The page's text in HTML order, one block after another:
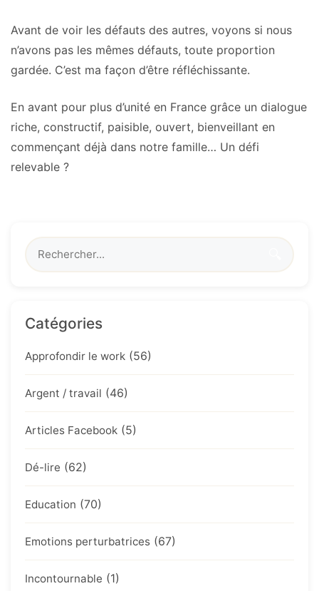
Avant de voir les défauts des autres, voyons si nous
n’avons pas les mêmes défauts, toute proportion
gardée. C’est ma façon d’être réfléchissante.
En avant pour plus d’unité en France grâce un dialogue
riche, constructif, paisible, ouvert, bienveillant en
commençant déjà dans notre famille… Un défi
relevable ?
Catégories
Approfondir le work (56)
Argent / travail (46)
Articles Facebook (5)
Dé-lire (62)
Education (70)
Emotions perturbatrices (67)
Incontournable (1)